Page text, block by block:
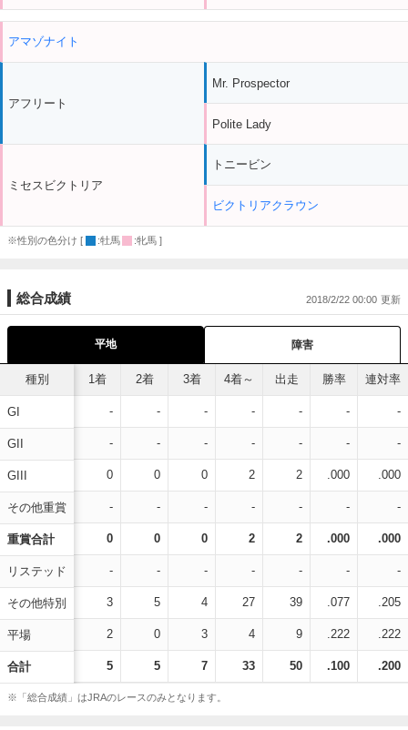
アマゾナイト
アフリート
ミセスビクトリア
Mr. Prospector
Polite Lady
トニービン
ビクトリアクラウン
※性別の色分け [ :牡馬 :牝馬 ]
総合成績 2018/2/22 00:00
平地 障害
種別
GI
GII
GIII
その他重賞
重賞合計
リステッド
その他特別
平場
合計
1着 2着 3着 4着～ 出走 勝率 連対率
- - - - - - -
- - - - - - -
0 0 0 2 2 .000 .000
- - - - - - -
0 0 0 2 2 .000 .000
- - - - - - -
3 5 4 27 39 .077 .205
2 0 3 4 9 .222 .222
5 5 7 33 50 .100 .200
※「総合成績」はJRAのレースのみとなります。